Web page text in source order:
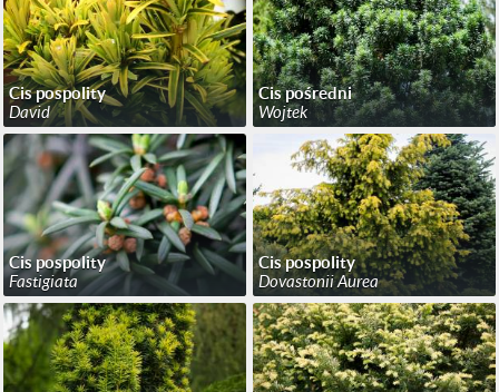
Cis pospolity
David
Cis pośredni
Wojtek
Cis pospolity
Fastigiata
Cis pospolity
Dovastonii Aurea